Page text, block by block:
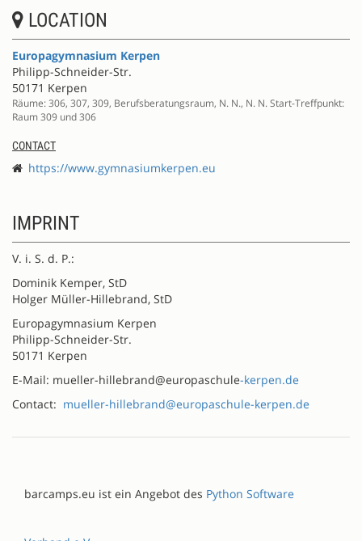
LOCATION
Europagymnasium Kerpen
Philipp-Schneider-Str.
50171 Kerpen
Räume: 306, 307, 309, Berufsberatungsraum, N. N., N. N. Start-Treffpunkt:
Raum 309 und 306
CONTACT
https://www.gymnasiumkerpen.eu
IMPRINT
V. i. S. d. P.:
Dominik Kemper, StD
Holger Müller-Hillebrand, StD
Europagymnasium Kerpen
Philipp-Schneider-Str.
50171 Kerpen
E-Mail: mueller-hillebrand@europaschule-kerpen.de
Contact: mueller-hillebrand@europaschule-kerpen.de
barcamps.eu ist ein Angebot des Python Software